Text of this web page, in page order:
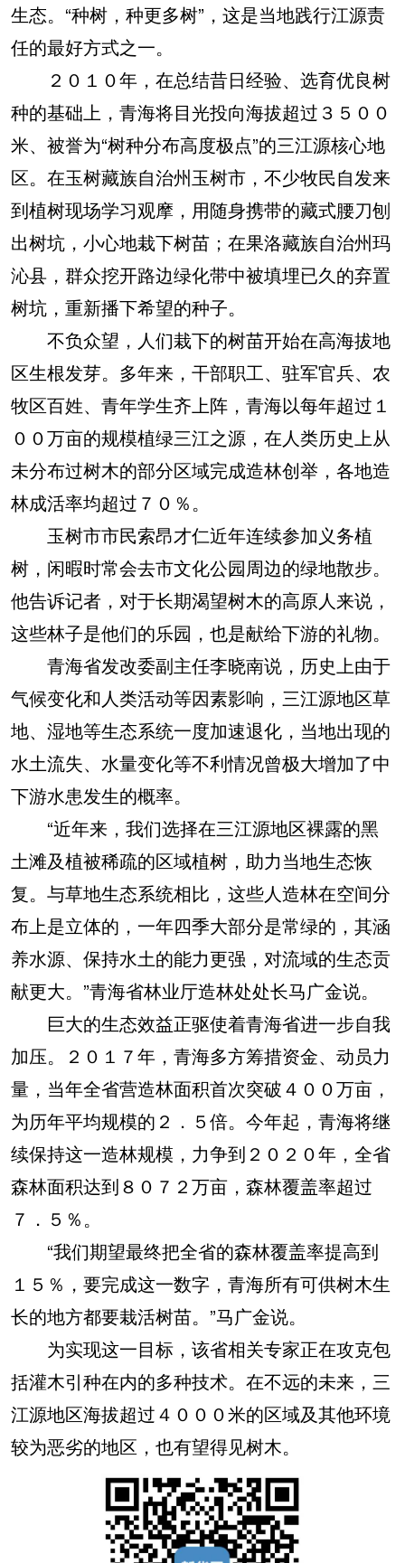
生态。“种树，种更多树”，这是当地践行江源责
任的最好方式之一。
２０１０年，在总结昔日经验、选育优良树
种的基础上，青海将目光投向海拔超过３５００
米、被誉为“树种分布高度极点”的三江源核心地
区。在玉树藏族自治州玉树市，不少牧民自发来
到植树现场学习观摩，用随身携带的藏式腰刀刨
出树坑，小心地栽下树苗；在果洛藏族自治州玛
沁县，群众挖开路边绿化带中被填埋已久的弃置
树坑，重新播下希望的种子。
不负众望，人们栽下的树苗开始在高海拔地
区生根发芽。多年来，干部职工、驻军官兵、农
牧区百姓、青年学生齐上阵，青海以每年超过１
００万亩的规模植绿三江之源，在人类历史上从
未分布过树木的部分区域完成造林创举，各地造
林成活率均超过７０％。
玉树市市民索昂才仁近年连续参加义务植
树，闲暇时常会去市文化公园周边的绿地散步。
他告诉记者，对于长期渴望树木的高原人来说，
这些林子是他们的乐园，也是献给下游的礼物。
青海省发改委副主任李晓南说，历史上由于
气候变化和人类活动等因素影响，三江源地区草
地、湿地等生态系统一度加速退化，当地出现的
水土流失、水量变化等不利情况曾极大增加了中
下游水患发生的概率。
“近年来，我们选择在三江源地区裸露的黑
土滩及植被稀疏的区域植树，助力当地生态恢
复。与草地生态系统相比，这些人造林在空间分
布上是立体的，一年四季大部分是常绿的，其涵
养水源、保持水土的能力更强，对流域的生态贡
献更大。”青海省林业厅造林处处长马广金说。
巨大的生态效益正驱使着青海省进一步自我
加压。２０１７年，青海多方筹措资金、动员力
量，当年全省营造林面积首次突破４００万亩，
为历年平均规模的２．５倍。今年起，青海将继
续保持这一造林规模，力争到２０２０年，全省
森林面积达到８０７２万亩，森林覆盖率超过
７．５％。
“我们期望最终把全省的森林覆盖率提高到
１５％，要完成这一数字，青海所有可供树木生
长的地方都要栽活树苗。”马广金说。
为实现这一目标，该省相关专家正在攻克包
括灌木引种在内的多种技术。在不远的未来，三
江源地区海拔超过４０００米的区域及其他环境
较为恶劣的地区，也有望得见树木。